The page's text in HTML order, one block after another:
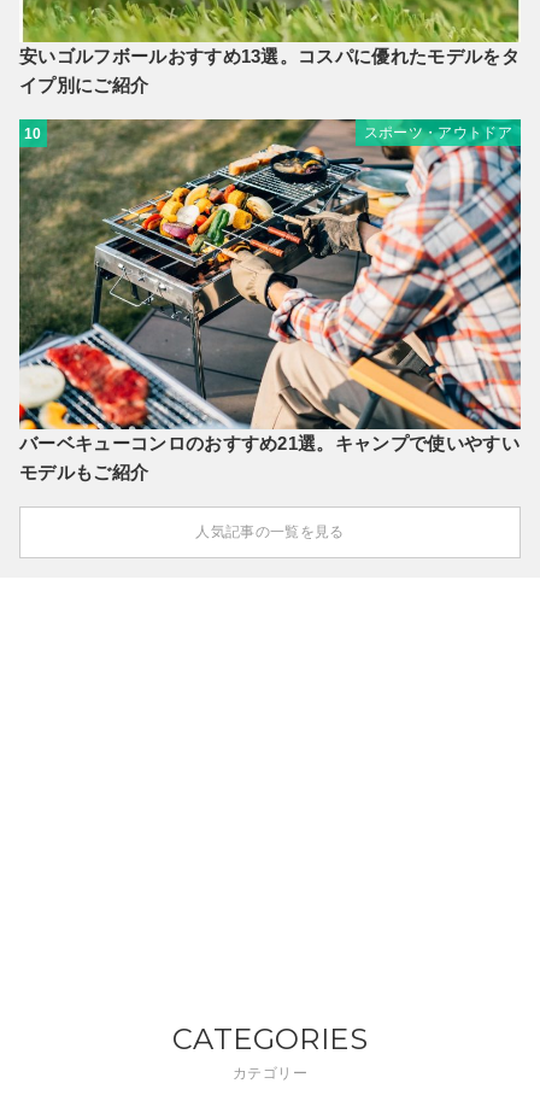
安いゴルフボールおすすめ13選。コスパに優れたモデルをタ
イプ別にご紹介
10 スポーツ・アウトドア
バーベキューコンロのおすすめ21選。キャンプで使いやすい
モデルもご紹介
人気記事の一覧を見る
CATEGORIES
カテゴリー